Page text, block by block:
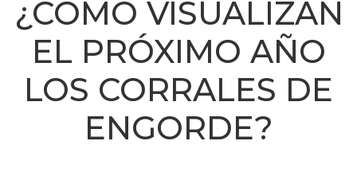
¿CÓMO VISUALIZAN
EL PRÓXIMO AÑO
LOS CORRALES DE
ENGORDE?